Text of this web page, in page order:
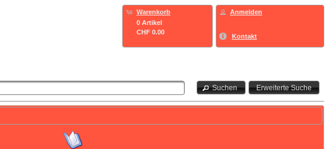
Warenkorb
0 Artikel
CHF 0.00
Anmelden
Kontakt
Suchen Erweiterte Suche